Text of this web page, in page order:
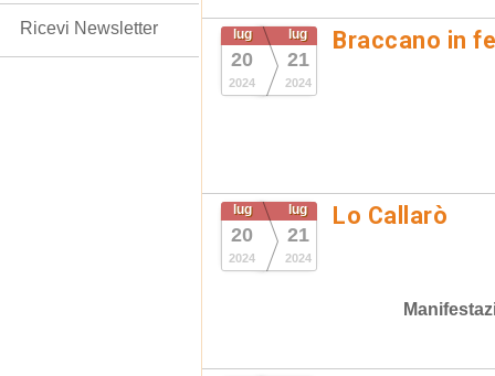
lug
20
2024
lug
21
2024
Braccano in
lug
20
2024
lug
21
2024
Lo Callarò
Ricevi Newsletter